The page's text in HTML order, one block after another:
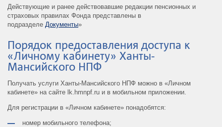
Действующие и ранее действовавшие редакции пенсионных и
страховых правилах Фонда представлены в
подразделе Документы»
Порядок предоставления доступа к
«Личному кабинету» Ханты-
Мансийского НПФ
Получать услуги Ханты-Мансийского НПФ можно в «Личном
кабинете» на сайте lk.hmnpf.ru и в мобильном приложении.
Для регистрации в «Личном кабинете» понадобятся:
номер мобильного телефона;